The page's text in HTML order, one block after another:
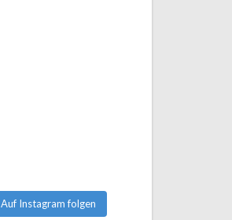
Auf Instagram folgen